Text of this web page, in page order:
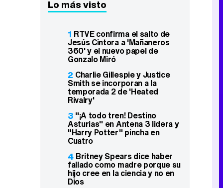
Lo más visto
1 RTVE confirma el salto de
Jesús Cintora a 'Mañaneros
360' y el nuevo papel de
Gonzalo Miró
2 Charlie Gillespie y Justice
Smith se incorporan a la
temporada 2 de 'Heated
Rivalry'
3 "¡A todo tren! Destino
Asturias" en Antena 3 lidera y
"Harry Potter" pincha en
Cuatro
4 Britney Spears dice haber
fallado como madre porque su
hijo cree en la ciencia y no en
Dios